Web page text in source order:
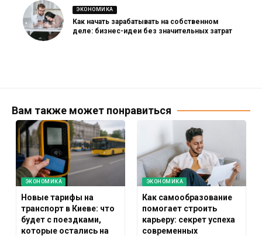
ЭКОНОМИКА
Как начать зарабатывать на собственном
деле: бизнес-идеи без значительных затрат
Вам также может понравиться
ЭКОНОМИКА
Новые тарифы на
транспорт в Киеве: что
будет с поездками,
которые остались на
ЭКОНОМИКА
Как самообразование
помогает строить
карьеру: секрет успеха
современных